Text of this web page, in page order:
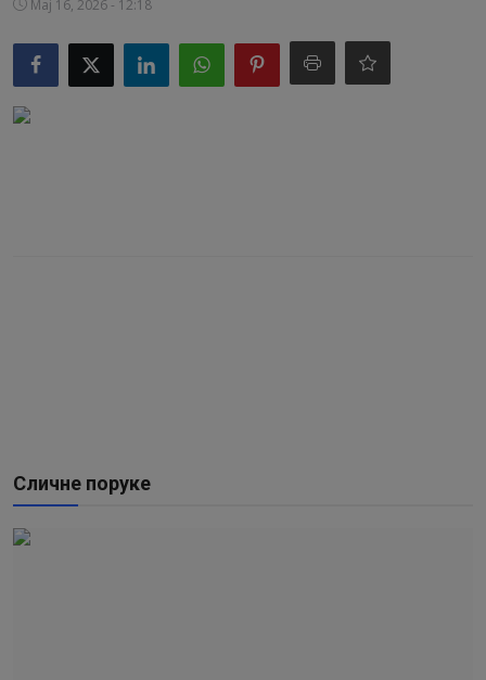
Видео
Библиотека
Аудио
Мај 16, 2026 - 12:18
Сличне поруке